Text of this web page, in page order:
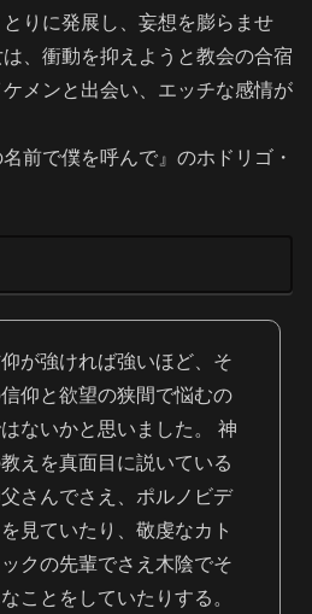
りに発展し、妄想を膨らませ
、衝動を抑えようと教会の合宿
メンと出会い、エッチな感情が
前で僕を呼んで』のホドリゴ・
が強ければ強いほど、そ
仰と欲望の狭間で悩むの
ないかと思いました。 神
えを真面目に説いている
さんでさえ、ポルノビデ
見ていたり、敬虔なカト
ックの先輩でさえ木陰でそ
ことをしていたりする。